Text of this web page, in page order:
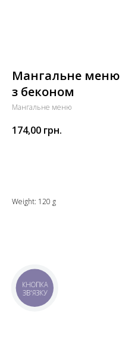
Мангальне меню
з беконом
Мангальне меню
174,00 грн.
Weight: 120 g
КНОПКА
ЗВ'ЯЗКУ